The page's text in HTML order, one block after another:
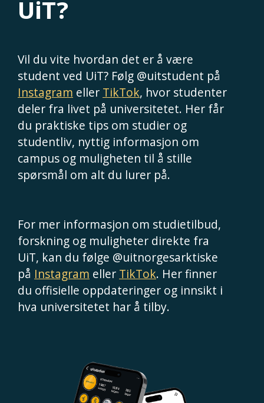
UiT?
Vil du vite hvordan det er å være
student ved UiT? Følg @uitstudent på
Instagram eller TikTok, hvor studenter
deler fra livet på universitetet. Her får
du praktiske tips om studier og
studentliv, nyttig informasjon om
campus og muligheten til å stille
spørsmål om alt du lurer på.
For mer informasjon om studietilbud,
forskning og muligheter direkte fra
UiT, kan du følge @uitnorgesarktiske
på Instagram eller TikTok. Her finner
du offisielle oppdateringer og innsikt i
hva universitetet har å tilby.